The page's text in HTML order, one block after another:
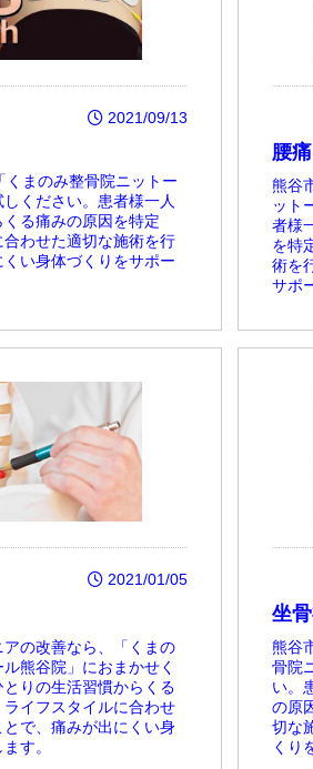
2021/09/13
まのみ整骨院ニットー
ください。患者様一人
る痛みの原因を特定
わせた適切な施術を行
い身体づくりをサポー
腰痛
熊谷
ット
者様
を特
術を
サポ
2021/01/05
の改善なら、「くまの
熊谷院」におまかせく
りの生活習慣からくる
イフスタイルに合わせ
で、痛みが出にくい身
す。
坐
熊谷
骨院
い。
の原
切な
くり